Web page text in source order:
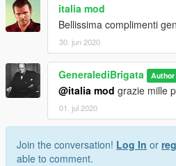
italia mod
Bellissima complimenti
30. jun 2020
GeneralediBrigata Author
@italia mod grazie mille
01. jul 2020
Join the conversation! Log In or
able to comment.